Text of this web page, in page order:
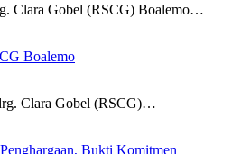
Clara Gobel (RSCG) Boalemo…
Boalemo
Clara Gobel (RSCG)…
Bukti Komitmen